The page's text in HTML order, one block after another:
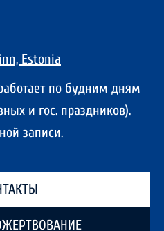
Estonia
по будним дням
и гос. праздников).
записи.